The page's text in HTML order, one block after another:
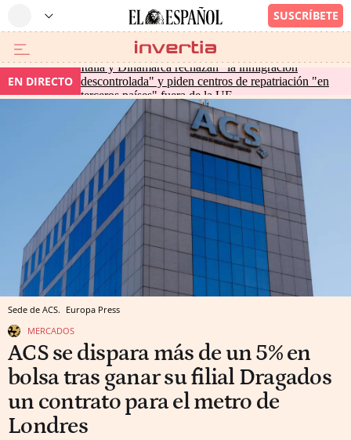
EN DIRECTO
Italia y Dinamarca rechazan "la inmigración
descontrolada" y piden centros de repatriación "en
terceros países" fuera de la UE
Sede de ACS. Europa Press
MERCADOS
ACS se dispara más de un 5% en
bolsa tras ganar su filial Dragados
un contrato para el metro de
Londres